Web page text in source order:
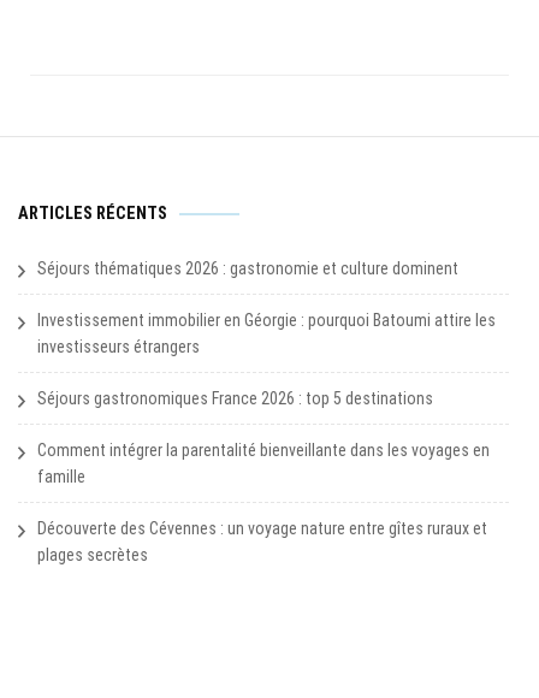
ARTICLES RÉCENTS
Séjours thématiques 2026 : gastronomie et culture dominent
Investissement immobilier en Géorgie : pourquoi Batoumi attire les
investisseurs étrangers
Séjours gastronomiques France 2026 : top 5 destinations
Comment intégrer la parentalité bienveillante dans les voyages en
famille
Découverte des Cévennes : un voyage nature entre gîtes ruraux et
plages secrètes